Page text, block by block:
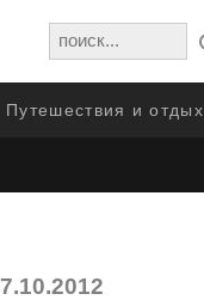
Путешествия и отдых